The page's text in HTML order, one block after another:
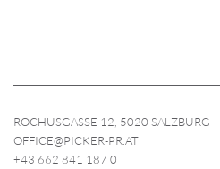
ROCHUSGASSE 12, 5020 SALZBURG
OFFICE@PICKER-PR.AT
+43 662 841 187 0